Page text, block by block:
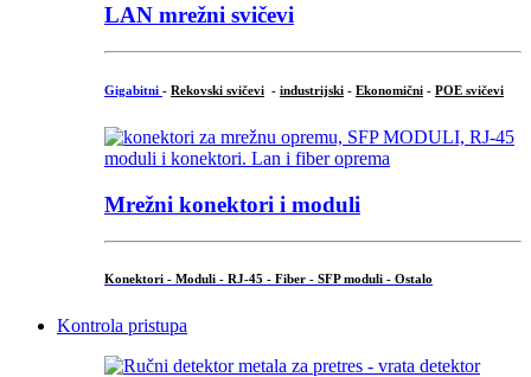
LAN mrežni svičevi
Gigabitni - Rekovski svičevi - industrijski - Ekonomični - POE svičevi
Mrežni konektori i moduli
Konektori - Moduli - RJ-45 - Fiber - SFP moduli - Ostalo
Kontrola pristupa